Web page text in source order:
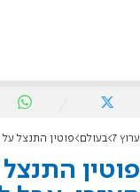
ערוץ 7 בעולם פוטין התנצל על
פוטין